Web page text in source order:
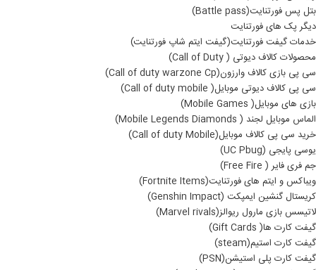
بتل پس فورتنایت(Battle pass)
دیگر پک های فورتنایت
خدمات گیفت فورتنایت(گیفت ایتم شاپ فورتنایت)
محصولات کالاف دیوتی ( Call of Duty)
سی پی بازی کالاف وارزون(Call of duty warzone Cp)
سی پی کالاف دیوتی موبایل( Call of duty mobile)
بازی های موبایل( Mobile Games)
الماس موبایل لجند ( Mobile Legends Diamonds)
خرید سی پی کالاف موبایل(Call of duty Mobile)
یوسی پایجی (UC Pbug)
جم فری فایر ( Free Fire)
ویباکس و ایتم های فورتنایت(Fortnite Items)
کریستال گنشین ایمپکت (Genshin Impact)
لاتیسس بازی مارول ریوالز(Marvel rivals)
گیفت کارت ها( Gift Cards)
گیفت کارت استیم(steam)
گیفت کارت پلی استیشن(PSN)